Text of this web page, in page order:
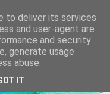
to deliver its services
and user-agent are
and security
generate usage
abuse.
IT